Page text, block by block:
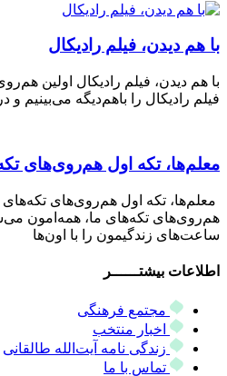
با هم دیدن، فیلم رادیکال
با هم دیدن، فیلم رادیکال اولین
فیلم رادیکال را باهم‌دیگه می‌بینیم
معلم‌ها، تکه اول هم‌روی‌های
معلم‌ها، تکه اول هم‌روی‌های تکه‌های
هم‌روی‌های تکه‌های ما، همه‌امون
ساعت‌های زندگیمون را با اون‌ها
اطلاعات بیشتــــــر
مجتمع فرهنگی
اخبار منتخب
زندگی نامه آیت‌الله طالقانی
تماس با ما